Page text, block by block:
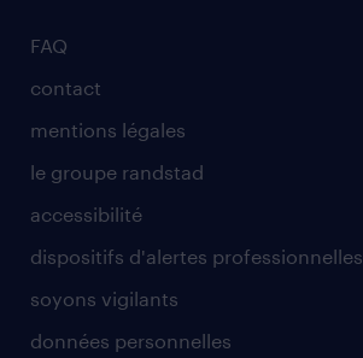
FAQ
contact
mentions légales
le groupe randstad
accessibilité
dispositifs d'alertes professionnelles
soyons vigilants
données personnelles